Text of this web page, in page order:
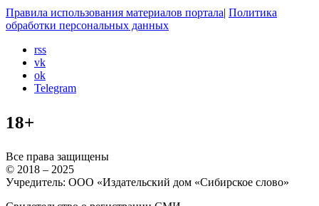
Правила использования материалов портала| Политика
обработки персональных данных
rss
vk
ok
Telegram
18+
Все права защищены
© 2018 – 2025
Учредитель: ООО «Издательский дом «Сибирское слово»